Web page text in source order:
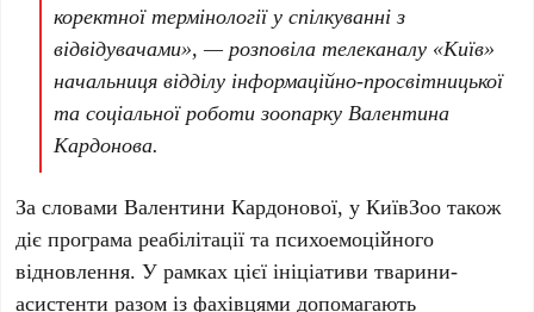
коректної термінології у спілкуванні з
відвідувачами», — розповіла телеканалу «Київ»
начальниця відділу інформаційно-просвітницької
та соціальної роботи зоопаркуВалентина
Кардонова.
За словамиВалентини Кардонової, уКиївЗоо також
діє програма реабілітації та психоемоційного
відновлення. У рамках цієї ініціативи тварини-
асистенти разом із фахівцями допомагають